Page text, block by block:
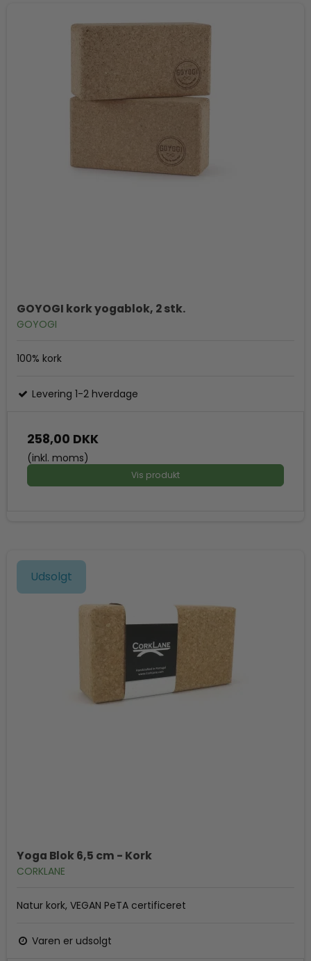
GOYOGI kork yogablok, 2 stk.
GOYOGI
100% kork
Levering 1-2 hverdage
258,00 DKK
(inkl. moms)
Vis produkt
Udsolgt
Yoga Blok 6,5 cm - Kork
CORKLANE
Natur kork, VEGAN PeTA certificeret
Varen er udsolgt